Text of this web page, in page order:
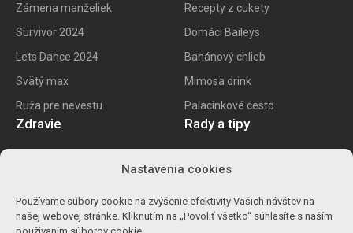
Nastavenia cookies
Používame súbory cookie na zvýšenie efektivity Vašich návštev na
našej webovej stránke. Kliknutím na „Povoliť všetko“ súhlasíte s naším
používaním súborov cookie.
Zámena manželiek
Survivor 2024
Lets Dance 2024
Svätý max
Ruža pre nevestu
Recepty z cukety
Domáci Baileys
Banánový chlieb
Mimosa drink
Palacinkové cesto
Zdravie
Ako znížiť cholesterol
Ůľava pri migréne
Rady a tipy
Ako na životopis